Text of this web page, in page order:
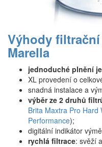
Výhody
Marella
jednoduché plnění
XL provedení o
snadná instalace a
výběr ze 2 druhů
Brita Maxtra Pro Hard
Performance);
digitální indikátor
rychlá filtrace: svěží